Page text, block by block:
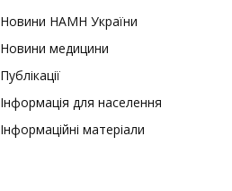
Новини НАМН України
Новини медицини
Публікації
Інформація для населення
Інформаційні матеріали